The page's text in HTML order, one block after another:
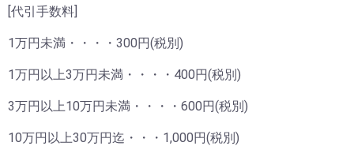
[代引手数料]
1万円未満・・・・300円(税別)
1万円以上3万円未満・・・・400円(税別)
3万円以上10万円未満・・・・600円(税別)
10万円以上30万円迄・・・1,000円(税別)